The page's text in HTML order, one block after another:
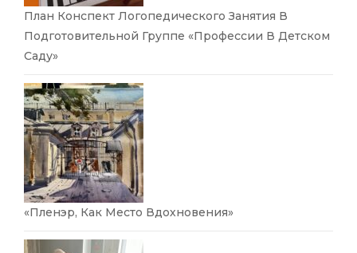
План Конспект Логопедического Занятия В
Подготовительной Группе «Профессии В Детском
Саду»
«Пленэр, Как Место Вдохновения»